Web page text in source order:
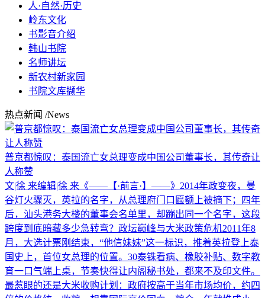
人·自然·历史
岭东文化
书影音介绍
韩山书院
名师讲坛
新农村新家园
书院文库撷华
热点新闻 /News
普京都惊叹：泰国流亡女总理变成中国公司董事长，其传奇让
人称赞
文|徐 来编辑|徐 来《——【·前言·】——》2014年政变夜，曼
谷灯火骤灭，英拉的名字，从总理府门口匾额上被摘下；四年
后，汕头港务大楼的董事会名单里，却蹦出同一个名字，这段
跨度到底暗藏多少急转弯？政坛巅峰与大米政策危机2011年8
月，大选计票刚结束，“他信妹妹”这一标识，推着英拉登上泰
国史上，首位女总理的位置。30泰铢看病、橡胶补贴、数字教
育一口气端上桌，节奏快得让内阁秘书处，都来不及印文件。
最惹眼的还是大米收购计划：政府按高于当年市场均价，约四